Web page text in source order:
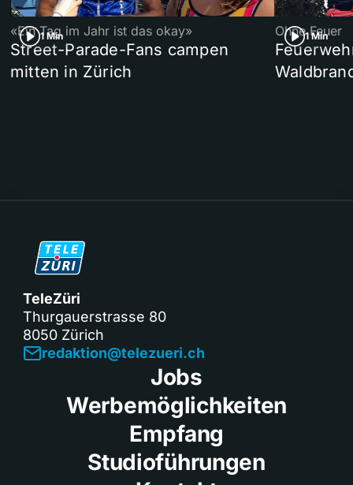
1 Min
«Ein Tag im Jahr ist das okay»
Street-Parade-Fans campen
mitten in Zürich
1 Min
Ohne Feuer
TeleZüri
Thurgauerstrasse 80
8050 Zürich
redaktion@telezueri.ch
Jobs
Werbemöglichkeiten
Empfang
Studioführungen